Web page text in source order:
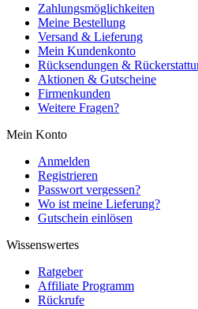
Zahlungsmöglichkeiten
Meine Bestellung
Versand & Lieferung
Mein Kundenkonto
Rücksendungen &
Aktionen & Gutscheine
Firmenkunden
Weitere Fragen?
Mein Konto
Anmelden
Registrieren
Passwort vergessen?
Wo ist meine Lieferung?
Gutschein einlösen
Wissenswertes
Ratgeber
Affiliate Programm
Rückrufe